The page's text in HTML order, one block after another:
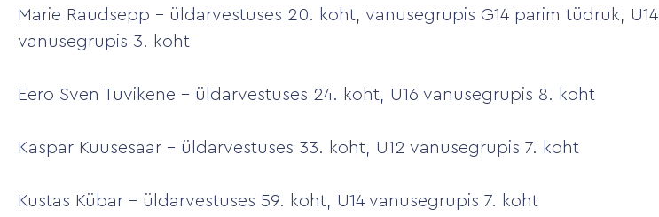
Marie Raudsepp – üldarvestuses 20. koht, vanusegrupis G14 parim tüdruk, U14
vanusegrupis 3. koht
Eero Sven Tuvikene – üldarvestuses 24. koht, U16 vanusegrupis 8. koht
Kaspar Kuusesaar – üldarvestuses 33. koht, U12 vanusegrupis 7. koht
Kustas Kübar – üldarvestuses 59. koht, U14 vanusegrupis 7. koht